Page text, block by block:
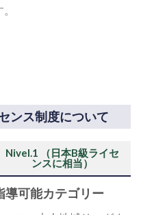
ンス制度について
Nivel.1 （日本B級ライセ
ンスに相当）
導可能カテゴリー